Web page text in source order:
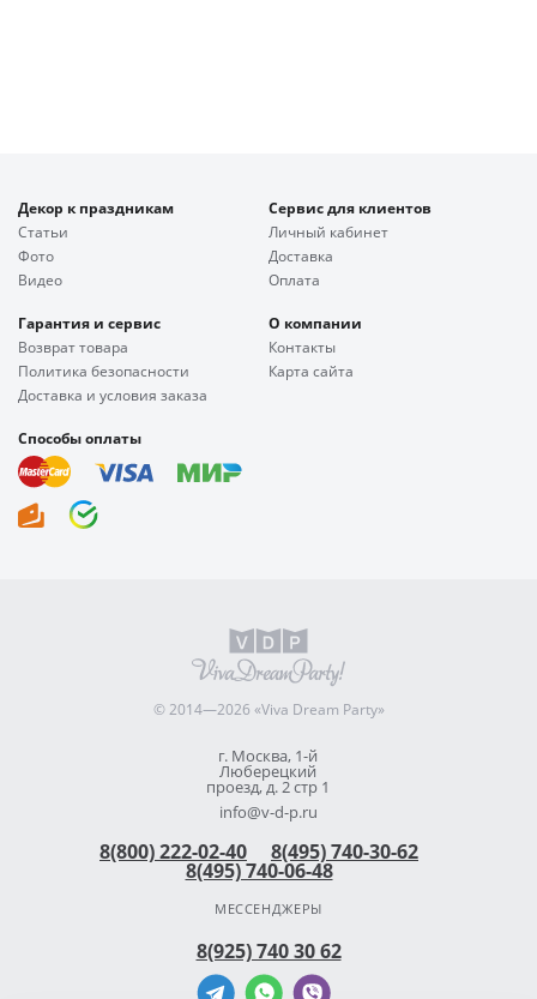
Декор к праздникам
Статьи
Фото
Видео
Сервис для клиентов
Личный кабинет
Доставка
Оплата
Гарантия и сервис
Возврат товара
Политика безопасности
Доставка и условия заказа
О компании
Контакты
Карта сайта
Способы оплаты
© 2014—2026 «Viva Dream Party»
г. Москва, 1-й
Люберецкий
проезд, д. 2 стр 1
info@v-d-p.ru
8(800) 222-02-40 8(495) 740-30-62
8(495) 740-06-48
МЕССЕНДЖЕРЫ
8(925) 740 30 62